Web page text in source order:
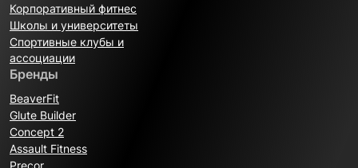
Корпоративный фитнес
Школы и университеты
Спортивные клубы и
ассоциации
Бренды
BeaverFit
Glute Builder
Concept 2
Assault Fitness
Precor